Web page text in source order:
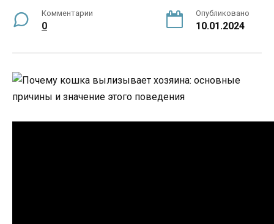
Комментарии
0
Опубликовано
10.01.2024